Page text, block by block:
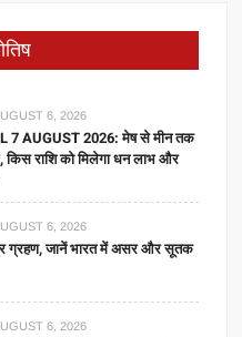
6, 2026
7 AUGUST 2026: मेष से मीन तक
राशि को मिलेगा धन लाभ और
6, 2026
ग्रहण, जानें भारत में असर और सूतक
6, 2026